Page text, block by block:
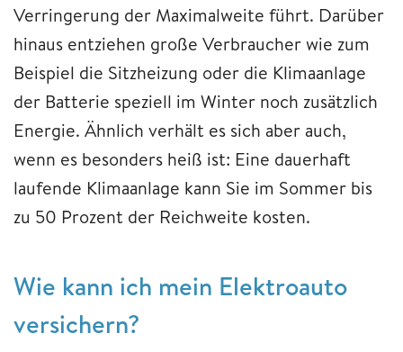
Verringerung der Maximalweite führt. Darüber
hinaus entziehen große Verbraucher wie zum
Beispiel die Sitzheizung oder die Klimaanlage
der Batterie speziell im Winter noch zusätzlich
Energie. Ähnlich verhält es sich aber auch,
wenn es besonders heiß ist: Eine dauerhaft
laufende Klimaanlage kann Sie im Sommer bis
zu 50 Prozent der Reichweite kosten.
Wie kann ich mein Elektroauto
versichern?